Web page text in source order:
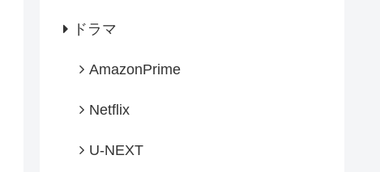
ドラマ
AmazonPrime
Netflix
U-NEXT